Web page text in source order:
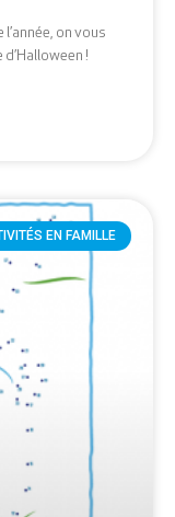
on vous
!
EN FAMILLE